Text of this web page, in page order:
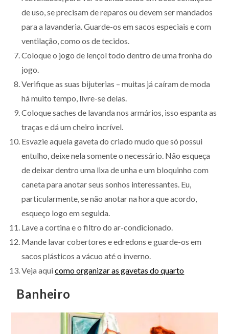
de uso, se precisam de reparos ou devem ser mandados
para a lavanderia. Guarde-os em sacos especiais e com
ventilação, como os de tecidos.
Coloque o jogo de lençol todo dentro de uma fronha do
jogo.
Verifique as suas bijuterias – muitas já caíram de moda
há muito tempo, livre-se delas.
Coloque saches de lavanda nos armários, isso espanta as
traças e dá um cheiro incrível.
Esvazie aquela gaveta do criado mudo que só possui
entulho, deixe nela somente o necessário. Não esqueça
de deixar dentro uma lixa de unha e um bloquinho com
caneta para anotar seus sonhos interessantes. Eu,
particularmente, se não anotar na hora que acordo,
esqueço logo em seguida.
Lave a cortina e o filtro do ar-condicionado.
Mande lavar cobertores e edredons e guarde-os em
sacos plásticos a vácuo até o inverno.
Veja aquicomo organizar as gavetas do quarto
Banheiro